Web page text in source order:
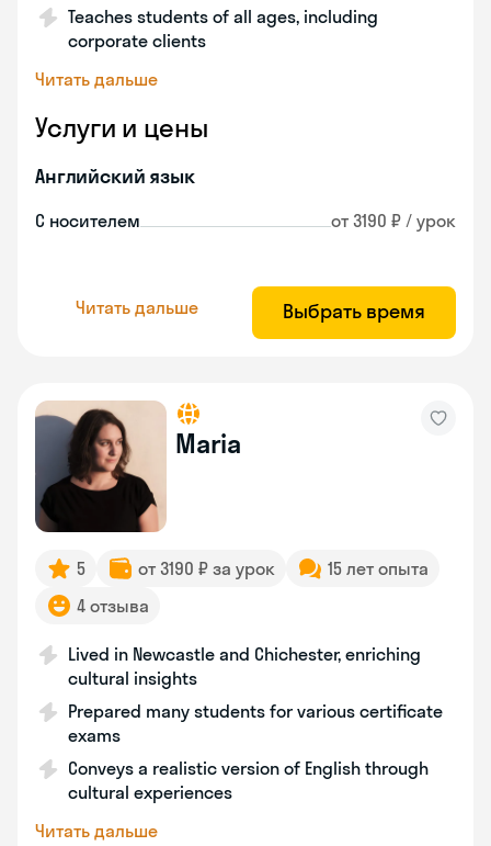
Teaches students of all ages, including
corporate clients
Читать дальше
Услуги и цены
Английский язык
С носителем от 3190 ₽ / урок
Читать дальше Выбрать время
Maria
5 от 3190 ₽ за урок
15 лет опыта
4 отзыва
Lived in Newcastle and Chichester, enriching
cultural insights
Prepared many students for various certificate
exams
Conveys a realistic version of English through
cultural experiences
Читать дальше